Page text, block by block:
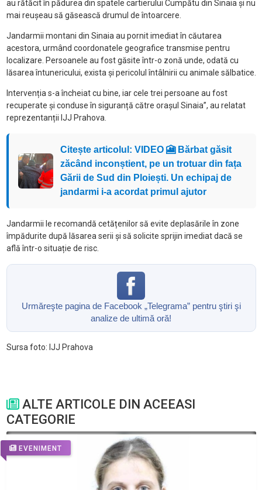
au rătăcit în pădurea din spatele cartierului Cumpătu din Sinaia și nu
mai reușeau să găsească drumul de întoarcere.
Jandarmii montani din Sinaia au pornit imediat în căutarea
acestora, urmând coordonatele geografice transmise pentru
localizare. Persoanele au fost găsite într-o zonă unde, odată cu
lăsarea întunericului, exista și pericolul întâlnirii cu animale sălbatice.
Intervenția s-a încheiat cu bine, iar cele trei persoane au fost
recuperate și conduse în siguranță către orașul Sinaia”, au relatat
reprezentanții IJJ Prahova.
Citește articolul: VIDEO 🎦 Bărbat găsit
zăcând inconștient, pe un trotuar din fața
Gării de Sud din Ploiești. Un echipaj de
jandarmi i-a acordat primul ajutor
Jandarmii le recomandă cetățenilor să evite deplasările în zone
împădurite după lăsarea serii și să solicite sprijin imediat dacă se
află într-o situație de risc.
Urmăreşte pagina de Facebook „Telegrama” pentru ştiri şi
analize de ultimă oră!
Sursa foto: IJJ Prahova
ALTE ARTICOLE DIN ACEEASI
CATEGORIE
EVENIMENT